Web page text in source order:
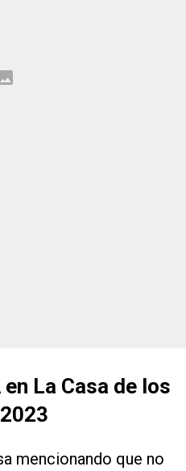
en La Casa de los
mencionando que no